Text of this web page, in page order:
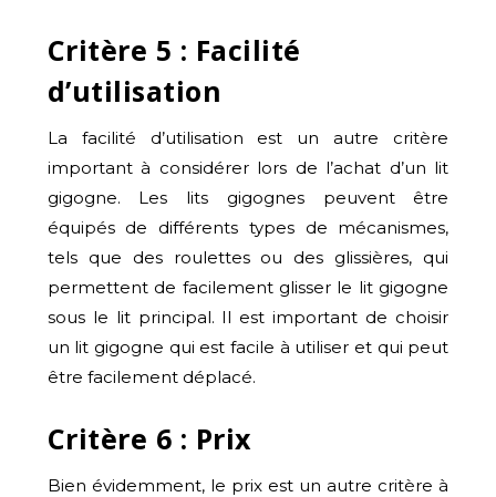
Critère 5 : Facilité
d’utilisation
La facilité d’utilisation est un autre critère
important à considérer lors de l’achat d’un lit
gigogne. Les lits gigognes peuvent être
équipés de différents types de mécanismes,
tels que des roulettes ou des glissières, qui
permettent de facilement glisser le lit gigogne
sous le lit principal. Il est important de choisir
un lit gigogne qui est facile à utiliser et qui peut
être facilement déplacé.
Critère 6 : Prix
Bien évidemment, le prix est un autre critère à